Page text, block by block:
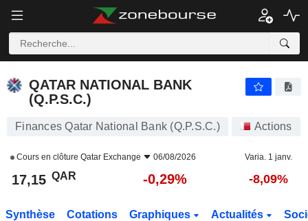
QATAR NATIONAL BANK
(Q.P.S.C.)
Finances Qatar National Bank (Q.P.S.C.) Actions
Cours en clôture Qatar Exchange 06/08/2026 Varia. 1 janv.
17,15 QAR -0,29% -8,09%
Synthèse Cotations Graphiques Actualités